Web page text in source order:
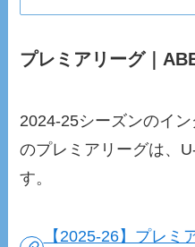
プレミアリーグ｜
2024-25シーズンのイ
のプレミアリーグは、
す。
【2025‐26】プレ